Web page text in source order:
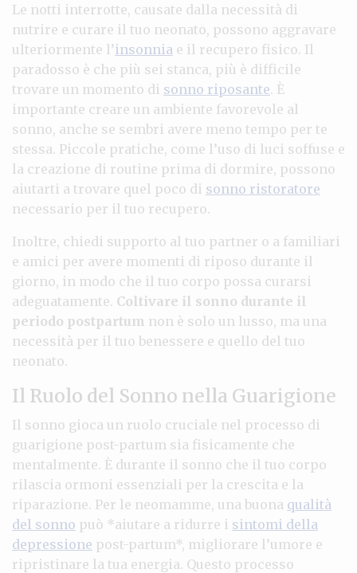
Le notti interrotte, causate dalla necessità di
nutrire e curare il tuo neonato, possono aggravare
ulteriormente l’insonnia e il recupero fisico. Il
paradosso è che più sei stanca, più è difficile
trovare un momento di sonno riposante. È
importante creare un ambiente favorevole al
sonno, anche se sembri avere meno tempo per te
stessa. Piccole pratiche, come l’uso di luci soffuse e
la creazione di routine prima di dormire, possono
aiutarti a trovare quel poco di sonno ristoratore
necessario per il tuo recupero.
Inoltre, chiedi supporto al tuo partner o a familiari
e amici per avere momenti di riposo durante il
giorno, in modo che il tuo corpo possa curarsi
adeguatamente. Coltivare il sonno durante il
periodo postpartum non è solo un lusso, ma una
necessità per il tuo benessere e quello del tuo
neonato.
Il Ruolo del Sonno nella Guarigione
Il sonno gioca un ruolo cruciale nel processo di
guarigione post-partum sia fisicamente che
mentalmente. È durante il sonno che il tuo corpo
rilascia ormoni essenziali per la crescita e la
riparazione. Per le neomamme, una buona qualità
del sonno può *aiutare a ridurre i sintomi della
depressione post-partum*, migliorare l’umore e
ripristinare la tua energia. Questo processo